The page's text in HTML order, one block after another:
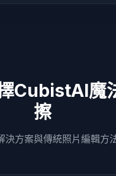
CubistAI魔
擦
決方案與傳統照片編輯方